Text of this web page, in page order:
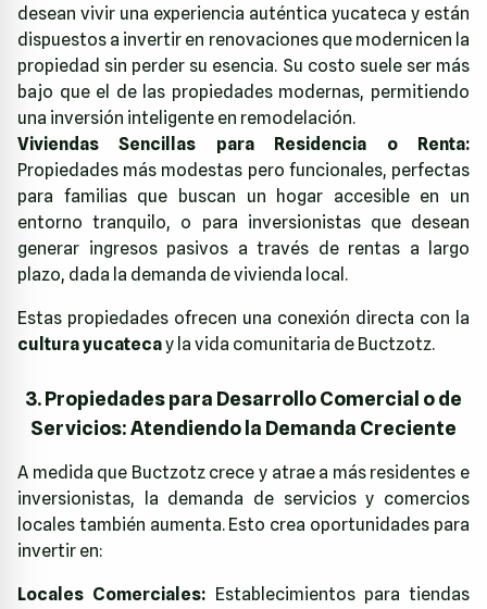
desean vivir una experiencia auténtica yucateca y están
dispuestos a invertir en renovaciones que modernicen la
propiedad sin perder su esencia. Su costo suele ser más
bajo que el de las propiedades modernas, permitiendo
una inversión inteligente en remodelación.
Viviendas Sencillas para Residencia o Renta:
Propiedades más modestas pero funcionales, perfectas
para familias que buscan un hogar accesible en un
entorno tranquilo, o para inversionistas que desean
generar ingresos pasivos a través de rentas a largo
plazo, dada la demanda de vivienda local.
Estas propiedades ofrecen una conexión directa con la
cultura yucatecay la vida comunitaria de Buctzotz.
3. Propiedades para Desarrollo Comercial o de
Servicios: Atendiendo la Demanda Creciente
A medida que Buctzotz crece y atrae a más residentes e
inversionistas, la demanda de servicios y comercios
locales también aumenta. Esto crea oportunidades para
invertir en:
Locales Comerciales: Establecimientos para tiendas